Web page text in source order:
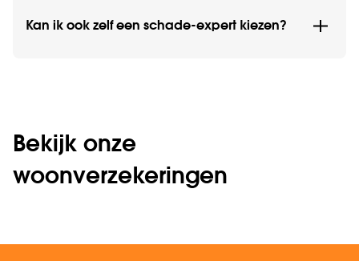
Kan ik ook zelf een schade-expert kiezen?
Bekijk onze
woonverzekeringen